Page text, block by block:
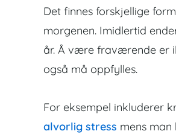
Det finnes forskjellige
morgenen. Imidlertid
år. Å være fraværende er
også må oppfylles.
For eksempel inkluderer
alvorlig stress mens